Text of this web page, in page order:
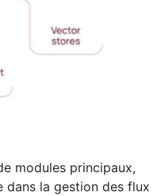
modules principaux,
dans la gestion des flux